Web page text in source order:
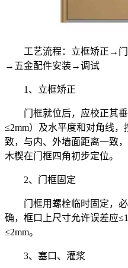
工艺流程：立框矫正→门
→五金配件安装→调试
1、立框矫正
门框就位后，应校正其垂
≤2mm）及水平度和对角线
致，与内、外墙面距离一致
木楔在门框四角初步定位。
2、门框固定
门框用螺栓临时固定，必
确，框口上尺寸允许误差应
≤2mm。
3、塞口、灌浆